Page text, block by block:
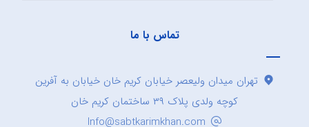
تماس با ما
تهران میدان ولیعصر خیابان کریم خان خیابان به آفرین
کوچه ولدی پلاک ۳۹ ساختمان کریم خان
Info@sabtkarimkhan.com